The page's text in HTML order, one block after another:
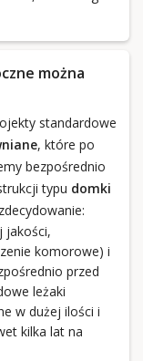
można
standardowe
, które po
bezpośrednio
typu domki
jakości,
komorowe) i
przed
leżaki
w dużej ilości i
kilka lat na